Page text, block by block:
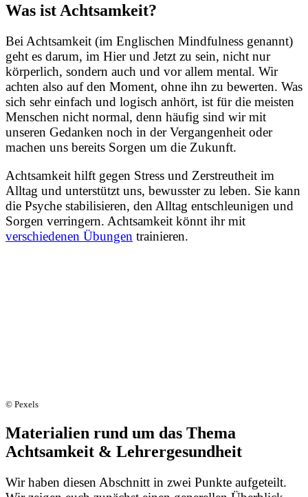
Was ist Achtsamkeit?
Bei Achtsamkeit (im Englischen Mindfulness genannt)
geht es darum, im Hier und Jetzt zu sein, nicht nur
körperlich, sondern auch und vor allem mental. Wir
achten also auf den Moment, ohne ihn zu bewerten. Was
sich sehr einfach und logisch anhört, ist für die meisten
Menschen nicht normal, denn häufig sind wir mit
unseren Gedanken noch in der Vergangenheit oder
machen uns bereits Sorgen um die Zukunft.
Achtsamkeit hilft gegen Stress und Zerstreutheit im
Alltag und unterstützt uns, bewusster zu leben. Sie kann
die Psyche stabilisieren, den Alltag entschleunigen und
Sorgen verringern. Achtsamkeit könnt ihr mit
verschiedenen Übungen trainieren.
© Pexels
Materialien rund um das Thema
Achtsamkeit & Lehrergesundheit
Wir haben diesen Abschnitt in zwei Punkte aufgeteilt.